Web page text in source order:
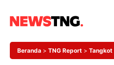
Beranda > TNG Report > Tangkot